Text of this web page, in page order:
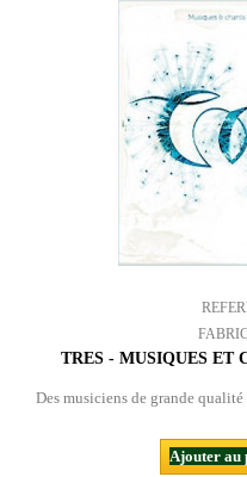
TRES - MUSIQUES ET
Des musiciens de grande
Ajouter au